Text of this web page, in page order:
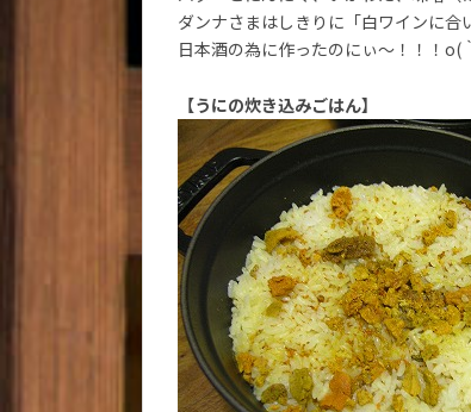
ダンナさまはしきりに「白ワインに合
日本酒の為に作ったのにぃ～！！！o(
【うにの炊き込みごはん】